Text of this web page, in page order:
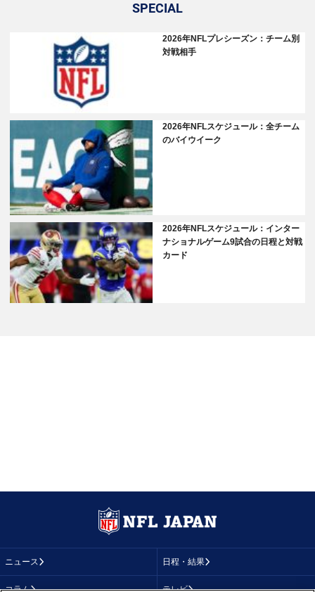
SPECIAL
2026年NFLプレシーズン：チーム別
対戦相手
2026年NFLスケジュール：全チーム
のバイウイーク
2026年NFLスケジュール：インター
ナショナルゲーム9試合の日程と対戦
カード
ニュース 日程・結果
コラム テレビ